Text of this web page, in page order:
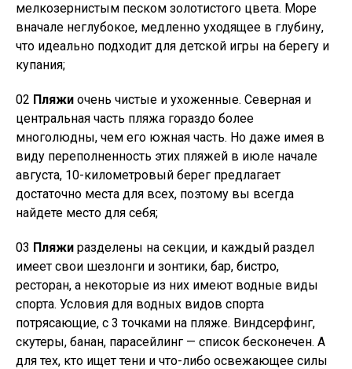
мелкозернистым песком золотистого цвета. Море
вначале неглубокое, медленно уходящее в глубину,
что идеально подходит для детской игры на берегу и
купания;
02 Пляжи очень чистые и ухоженные. Северная и
центральная часть пляжа гораздо более
многолюдны, чем его южная часть. Но даже имея в
виду переполненность этих пляжей в июле начале
августа, 10-километровый берег предлагает
достаточно места для всех, поэтому вы всегда
найдете место для себя;
03 Пляжи разделены на секции, и каждый раздел
имеет свои шезлонги и зонтики, бар, бистро,
ресторан, а некоторые из них имеют водные виды
спорта. Условия для водных видов спорта
потрясающие, с 3 точками на пляже. Виндсерфинг,
скутеры, банан, парасейлинг — список бесконечен. А
для тех, кто ищет тени и что-либо освежающее силы